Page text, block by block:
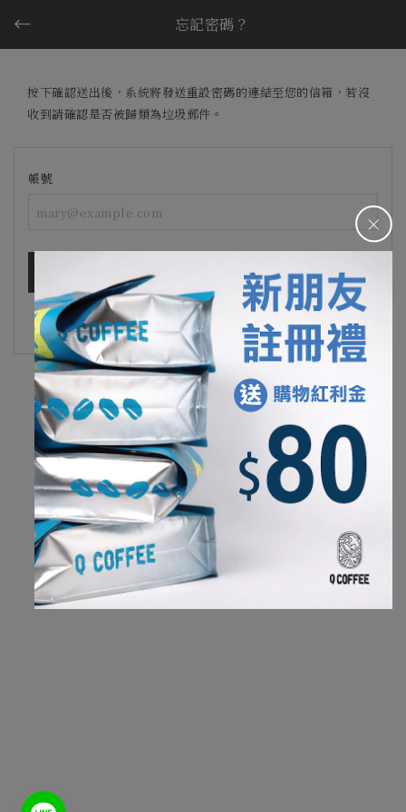
＋
忘記密碼？
按下確認送出後，系統將發送重設密碼的連結至您的信箱，若沒
收到請確認是否被歸類為垃圾郵件。
帳號
返回會員登入